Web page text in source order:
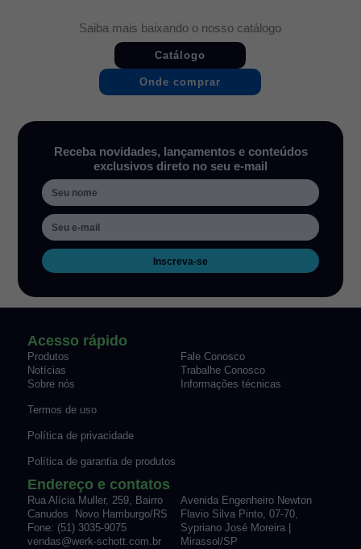
Saiba mais baixando o nosso catálogo
Catálogo
Onde comprar
Receba novidades, lançamentos e conteúdos
exclusivos direto no seu e-mail
Inscreva-se
Acesso rápido
Produtos
Fale Conosco
Notícias
Trabalhe Conosco
Sobre nós
Informações técnicas
Termos de uso
Política de privacidade
Política de garantia de produtos
Endereço e contatos
Rua Alícia Muller, 259, Bairro
Canudos Novo Hamburgo/RS
Fone: (51) 3035-9075
vendas@werk-schott.com.br
Avenida Engenheiro Newton
Flavio Silva Pinto, 07-70,
Sypriano José Moreira |
Mirassol/SP